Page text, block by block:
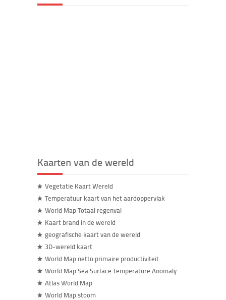
Kaarten van de wereld
Vegetatie Kaart Wereld
Temperatuur kaart van het aardoppervlak
World Map Totaal regenval
Kaart brand in de wereld
geografische kaart van de wereld
3D-wereld kaart
World Map netto primaire productiviteit
World Map Sea Surface Temperature Anomaly
Atlas World Map
World Map stoom